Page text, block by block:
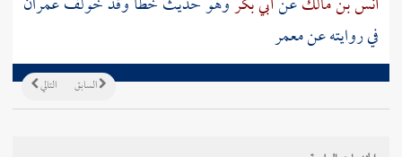
في روايته عنمعمر
التالي السابق